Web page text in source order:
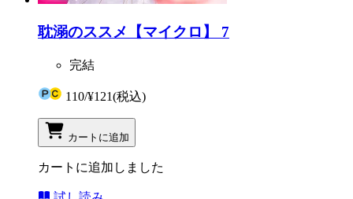
耽溺のススメ【マイクロ】 7
完結
110/¥121(税込)
カートに追加
カートに追加しました